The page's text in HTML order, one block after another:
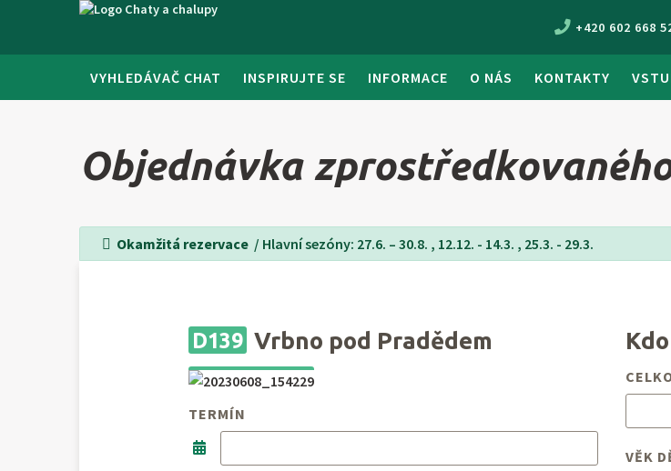
+420 602 668
VYHLEDÁVAČ CHAT INSPIRUJTE SE INFORMACE O NÁS KONTAKTY
Objednávka
Okamžitá rezervace / Hlavní sezóny: 27.6. – 30.8. , 12.12. - 14.3. , 25.3. - 29.3.
D139 Vrbno pod Pradědem
TERMÍN
VĚK